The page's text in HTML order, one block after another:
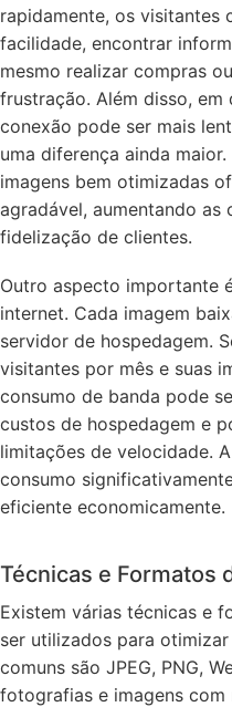
rapidamente, os visitantes
facilidade, encontrar
mesmo realizar compras
frustração. Além disso,
conexão pode ser mais
uma diferença ainda
imagens bem otimizadas
agradável, aumentando as
fidelização de clientes.
Outro aspecto importante
internet. Cada imagem
servidor de hospedagem.
visitantes por mês e suas
consumo de banda pode
custos de hospedagem e
limitações de velocidade.
consumo
eficiente economicamente.
Técnicas e Formatos
Existem várias técnicas e
ser utilizados para
comuns são JPEG, PNG,
fotografias e imagens com